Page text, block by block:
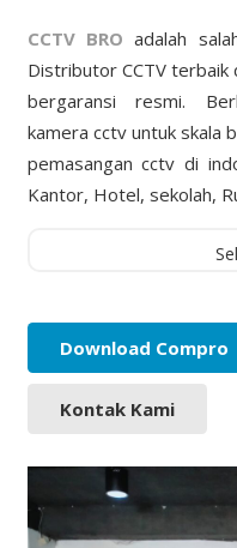
CCTV BRO adalah
Distributor CCTV
bergaransi resmi.
kamera cctv untuk skala
pemasangan cctv di
Kantor, Hotel, sekolah,
Download Compro
Kontak Kami